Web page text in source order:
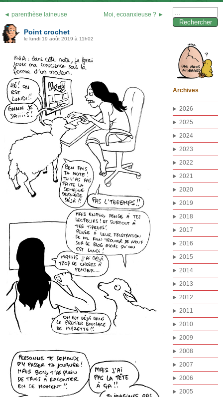
◄ parenthèse laineuse Moi, ecoanxieuse ? ►
Point crochet
le lundi 19 août 2019 à 11h02
Archives
2026
2025
2024
2023
2022
2021
2020
2019
2018
2017
2016
2015
2014
2013
2012
2011
2010
2009
2008
2007
2006
2005